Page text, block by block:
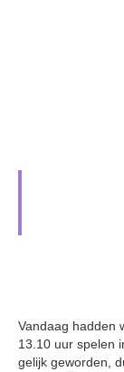
Vandaag hadden
13.10 uur spelen
gelijk geworden,